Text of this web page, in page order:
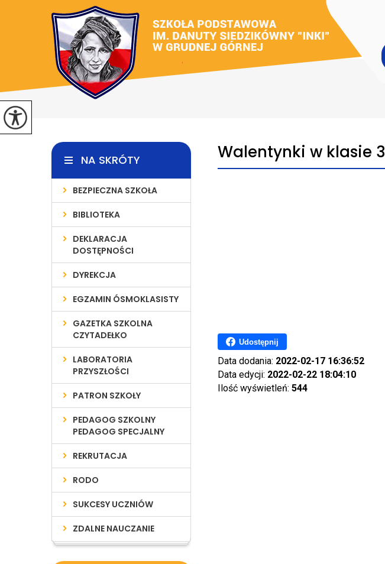
Walentynki w klasie 3
Udostępnij
Data dodania: 2022-02-17 16:36:52
Data edycji: 2022-02-22 18:04:10
Ilość wyświetleń: 544
NA SKRÓTY
BEZPIECZNA SZKOŁA
BIBLIOTEKA
DEKLARACJA
DOSTĘPNOŚCI
DYREKCJA
EGZAMIN ÓSMOKLASISTY
GAZETKA SZKOLNA
CZYTADEŁKO
LABORATORIA
PRZYSZŁOŚCI
PATRON SZKOŁY
PEDAGOG SZKOLNY
PEDAGOG SPECJALNY
REKRUTACJA
RODO
SUKCESY UCZNIÓW
ZDALNE NAUCZANIE